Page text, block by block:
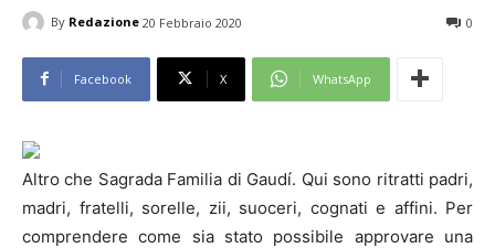
By Redazione 20 Febbraio 2020 0
Facebook X WhatsApp
Altro che Sagrada Familia di Gaudí. Qui sono ritratti padri,
madri, fratelli, sorelle, zii, suoceri, cognati e affini. Per
comprendere come sia stato possibile approvare una